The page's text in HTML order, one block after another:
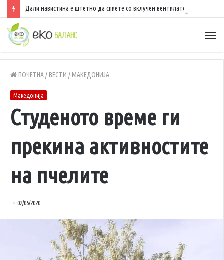
Дали навистина е штетно да спиете со вклучен вентилатор?
ПОЧЕТНА/ ВЕСТИ / МАКЕДОНИЈА
Македонија
Студеното време ги
прекина активностите
на пчелите
02/06/2020